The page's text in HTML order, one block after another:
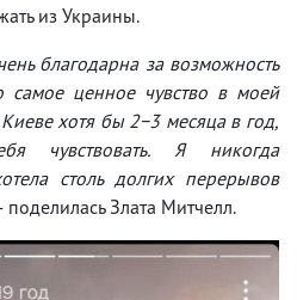
из Украины.
благодарна за возможность
самое ценное чувство в моей
хотя бы 2−3 месяца в год,
чувствовать. Я никогда
столь долгих перерывов
поделилась Злата Митчелл.